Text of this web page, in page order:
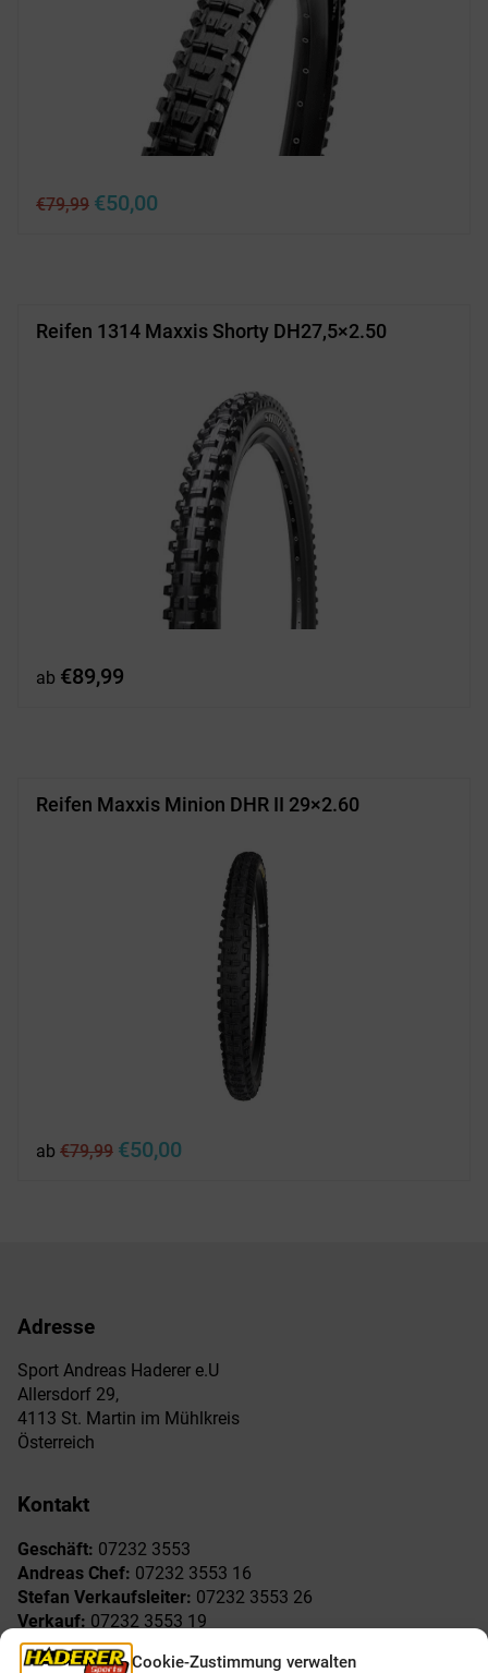
Cookie-Zustimmung verwalten
€79,99 Ursprünglicher
Preis
€50,00
Reifen 1314 Maxxis Shorty DH27,5×2.50
ab €89,99
Reifen Maxxis Minion DHR II 29×2.60
ab €79,99 Ursprünglicher
Preis
€50,00
Adresse
Sport Andreas Haderer e.U
Allersdorf 29,
4113 St. Martin im Mühlkreis
Österreich
Kontakt
Geschäft: 07232 3553
Andreas Chef: 07232 3553 16
Stefan Verkaufsleiter: 07232 3553 26
Verkauf: 07232 3553 19
Reklamationen: